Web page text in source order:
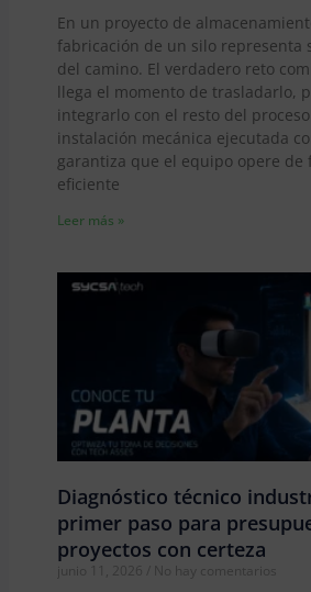
En un proyecto de
fabricación de un silo representa
del camino. El verdadero reto
llega el momento de trasladarlo,
integrarlo con el resto del
instalación mecánica ejecutada
garantiza que el equipo opere de
eficiente
Leer más »
Diagnóstico técnico
primer paso para
proyectos con certeza
junio 11, 2026 No hay comentarios